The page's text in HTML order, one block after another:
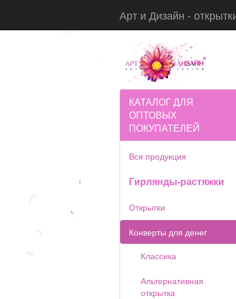
Арт и Дизайн -
КАТАЛОГ ДЛЯ
ОПТОВЫХ
ПОКУПАТЕЛЕЙ
Вся продукция
Гирлянды-растяжки
Открытки
Конверты для денег
Классика
Альтернативная
открытка